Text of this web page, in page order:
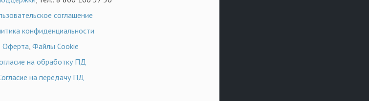
соглашение
конфиденциальности
Оферта, Файлы Cookie
на обработку ПД
на передачу ПД